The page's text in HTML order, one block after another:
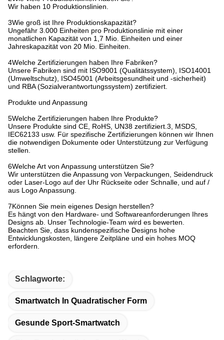
Wir haben 10 Produktionslinien.
3Wie groß ist Ihre Produktionskapazität?
Ungefähr 3.000 Einheiten pro Produktionslinie mit einer
monatlichen Kapazität von 1,7 Mio. Einheiten und einer
Jahreskapazität von 20 Mio. Einheiten.
4Welche Zertifizierungen haben Ihre Fabriken?
Unsere Fabriken sind mit ISO9001 (Qualitätssystem), ISO14001
(Umweltschutz), ISO45001 (Arbeitsgesundheit und -sicherheit)
und RBA (Sozialverantwortungssystem) zertifiziert.
Produkte und Anpassung
5Welche Zertifizierungen haben Ihre Produkte?
Unsere Produkte sind CE, RoHS, UN38 zertifiziert.3, MSDS,
IEC62133 usw. Für spezifische Zertifizierungen können wir Ihnen
die notwendigen Dokumente oder Unterstützung zur Verfügung
stellen.
6Welche Art von Anpassung unterstützen Sie?
Wir unterstützen die Anpassung von Verpackungen, Seidendruck
oder Laser-Logo auf der Uhr Rückseite oder Schnalle, und auf /
aus Logo Anpassung.
7Können Sie mein eigenes Design herstellen?
Es hängt von den Hardware- und Softwareanforderungen Ihres
Designs ab. Unser Technologie-Team wird es bewerten.
Beachten Sie, dass kundenspezifische Designs hohe
Entwicklungskosten, längere Zeitpläne und ein hohes MOQ
erfordern.
Schlagworte:
Smartwatch In Quadratischer Form
Gesunde Sport-Smartwatch